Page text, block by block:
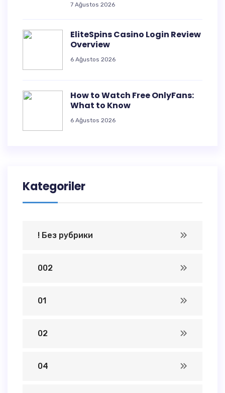
7 Ağustos 2026
EliteSpins Casino Login Review
Overview
6 Ağustos 2026
How to Watch Free OnlyFans:
What to Know
6 Ağustos 2026
Kategoriler
! Без рубрики
002
01
02
04